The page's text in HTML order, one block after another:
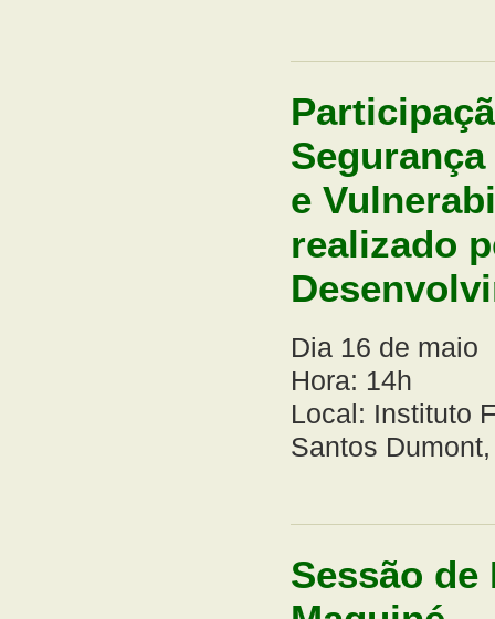
e
realizado
Dia 16 de maio
Hora: 14h
Local: Instituto
Santos
Sessão